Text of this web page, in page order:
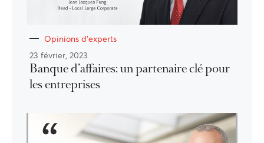
Opinions d'experts
23 février, 2023
Banque d’affaires: un partenaire clé pour
les entreprises